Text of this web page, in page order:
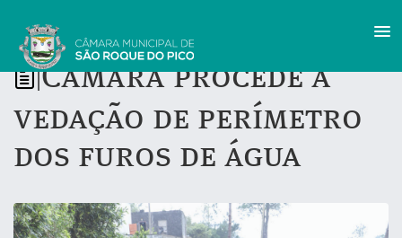
Câmara procede à
vedação de perímetro
dos furos de água